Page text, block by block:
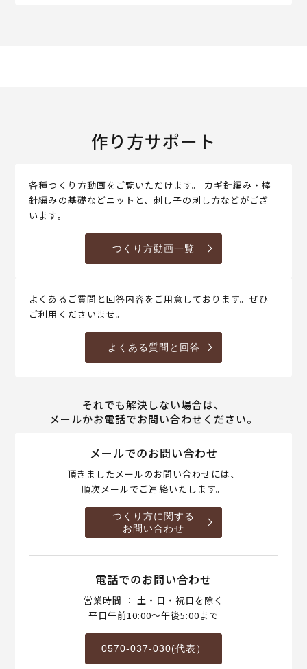
作り方サポート
各種つくり方動画をご覧いただけます。 カギ針編み・棒
針編みの基礎などニットと、刺し子の刺し方などがござ
います。
つくり方動画一覧
よくあるご質問と回答内容をご用意しております。ぜひ
ご利用くださいませ。
よくある質問と回答
それでも解決しない場合は、
メールかお電話でお問い合わせください。
メールでのお問い合わせ
頂きましたメールのお問い合わせには、
順次メールでご連絡いたします。
つくり方に関する
お問い合わせ
電話でのお問い合わせ
営業時間 ： 土・日・祝日を除く
平日午前10:00～午後5:00まで
0570-037-030(代表）